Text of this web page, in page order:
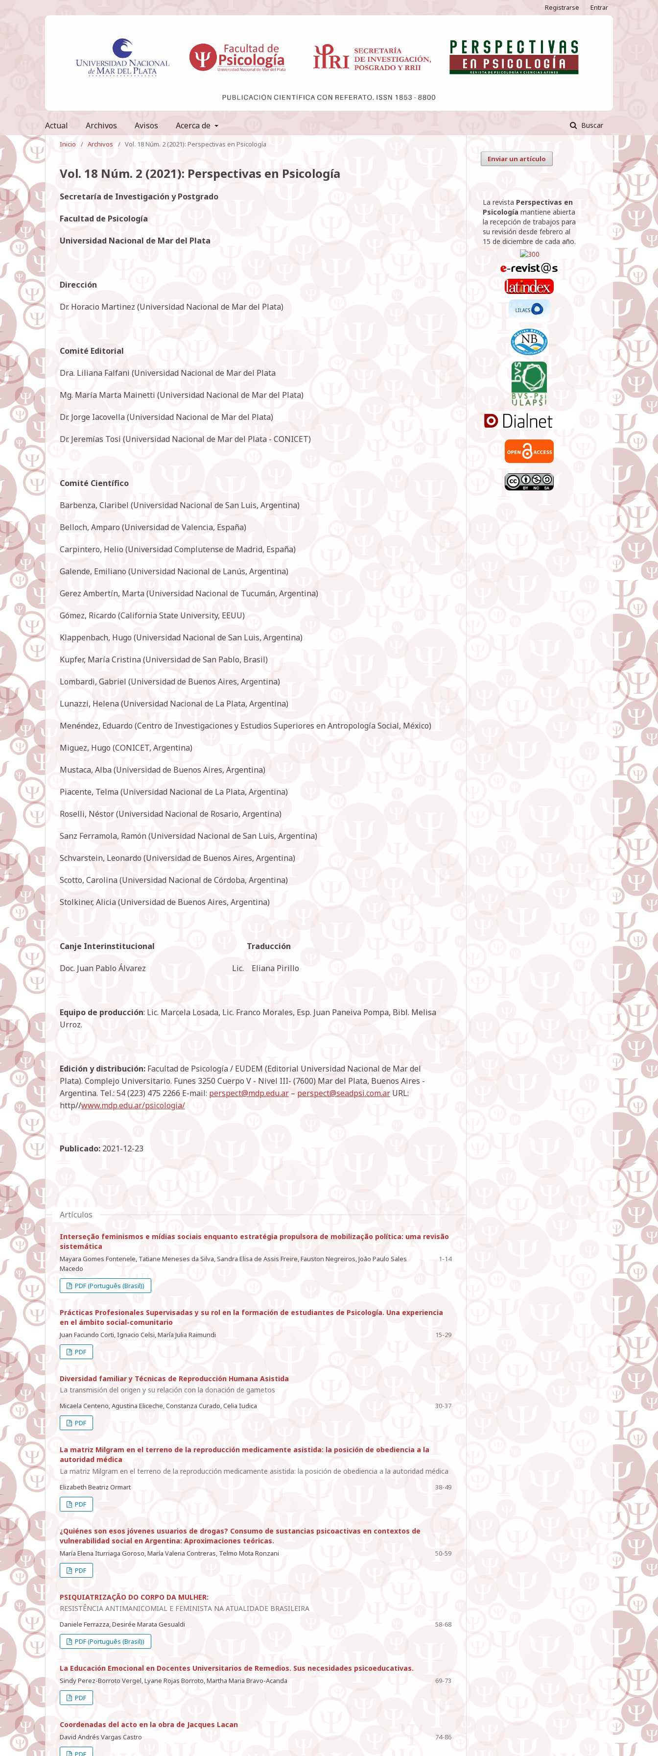
Actual Archivos Avisos Acerca de Buscar
Registrarse Entrar
Inicio / Archivos / Vol. 18 Núm. 2 (2021): Perspectivas en Psicología
Vol. 18 Núm. 2 (2021): Perspectivas en Psicología
Secretaría de Investigación y Postgrado
Facultad de Psicología
Universidad Nacional de Mar del Plata
Dirección
Dr. Horacio Martinez (Universidad Nacional de Mar del Plata)
Comité Editorial
Dra. Liliana Falfani (Universidad Nacional de Mar del Plata
Mg. María Marta Mainetti (Universidad Nacional de Mar del Plata)
Dr. Jorge Iacovella (Universidad Nacional de Mar del Plata)
Dr. Jeremías Tosi (Universidad Nacional de Mar del Plata - CONICET)
Comité Científico
Barbenza, Claribel (Universidad Nacional de San Luis, Argentina)
Belloch, Amparo (Universidad de Valencia, España)
Carpintero, Helio (Universidad Complutense de Madrid, España)
Galende, Emiliano (Universidad Nacional de Lanús, Argentina)
Gerez Ambertín, Marta (Universidad Nacional de Tucumán, Argentina)
Gómez, Ricardo (California State University, EEUU)
Klappenbach, Hugo (Universidad Nacional de San Luis, Argentina)
Kupfer, María Cristina (Universidad de San Pablo, Brasil)
Lombardi, Gabriel (Universidad de Buenos Aires, Argentina)
Lunazzi, Helena (Universidad Nacional de La Plata, Argentina)
Menéndez, Eduardo (Centro de Investigaciones y Estudios Superiores en Antropología Social, México)
Miguez, Hugo (CONICET, Argentina)
Mustaca, Alba (Universidad de Buenos Aires, Argentina)
Piacente, Telma (Universidad Nacional de La Plata, Argentina)
Roselli, Néstor (Universidad Nacional de Rosario, Argentina)
Sanz Ferramola, Ramón (Universidad Nacional de San Luis, Argentina)
Schvarstein, Leonardo (Universidad de Buenos Aires, Argentina)
Scotto, Carolina (Universidad Nacional de Córdoba, Argentina)
Stolkiner, Alicia (Universidad de Buenos Aires, Argentina)
Canje Interinstitucional Traducción
Doc. Juan Pablo Álvarez Lic. Eliana Pirillo
Equipo de producción: Lic. Marcela Losada, Lic. Franco Morales, Esp. Juan Paneiva Pompa, Bibl. Melisa
Urroz.
Edición y distribución: Facultad de Psicología / EUDEM (Editorial Universidad Nacional de Mar del
Plata). Complejo Universitario. Funes 3250 Cuerpo V - Nivel III- (7600) Mar del Plata, Buenos Aires -
Argentina. Tel.: 54 (223) 475 2266 E-mail: perspect@mdp.edu.ar – perspect@seadpsi.com.ar URL:
http//www.mdp.edu.ar/psicologia/
Publicado: 2021-12-23
Artículos
Interseção feminismos e mídias sociais enquanto estratégia propulsora de mobilização política: uma revisão
sistemática
Mayara Gomes Fontenele, Tatiane Meneses da Silva, Sandra Elisa de Assis Freire, Fauston Negreiros, João Paulo Sales
Macedo
1-14
PDF (Português (Brasil))
Prácticas Profesionales Supervisadas y su rol en la formación de estudiantes de Psicología. Una experiencia
en el ámbito social-comunitario
Juan Facundo Corti, Ignacio Celsi, María Julia Raimundi
15-29
PDF
Diversidad familiar y Técnicas de Reproducción Humana Asistida
La transmisión del origen y su relación con la donación de gametos
Micaela Centeno, Agustina Eliceche, Constanza Curado, Celia Iudica
30-37
PDF
La matriz Milgram en el terreno de la reproducción medicamente asistida: la posición de obediencia a la
autoridad médica
La matriz Milgram en el terreno de la reproducción medicamente asistida: la posición de obediencia a la autoridad médica
Elizabeth Beatriz Ormart
38-49
PDF
¿Quiénes son esos jóvenes usuarios de drogas? Consumo de sustancias psicoactivas en contextos de
vulnerabilidad social en Argentina: Aproximaciones teóricas.
María Elena Iturriaga Goroso, María Valeria Contreras, Telmo Mota Ronzani
50-59
PDF
PSIQUIATRIZAÇÃO DO CORPO DA MULHER:
RESISTÊNCIA ANTIMANICOMIAL E FEMINISTA NA ATUALIDADE BRASILEIRA
Daniele Ferrazza, Desirée Marata Gesualdi
58-68
PDF (Português (Brasil))
La Educación Emocional en Docentes Universitarios de Remedios. Sus necesidades psicoeducativas.
Sindy Perez-Borroto Vergel, Lyane Rojas Borroto, Martha Maria Bravo-Acanda
69-73
PDF
Coordenadas del acto en la obra de Jacques Lacan
David Andrés Vargas Castro
74-86
PDF
Enviar un artículo
La revista Perspectivas en
Psicología mantiene abierta
la recepción de trabajos para
su revisión desde febrero al
15 de diciembre de cada año.